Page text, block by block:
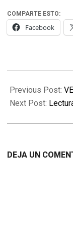
COMPARTE ESTO:
Facebook
03-
10
Previous Post:
Next Post:
DEJA UN